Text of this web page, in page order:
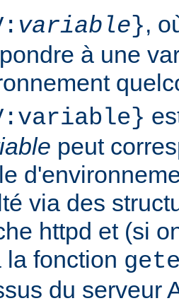
variable},
à une
peut
via des
httpd et (si
la fonction
du serveur